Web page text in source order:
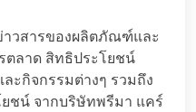
วสารของผลิตภัณฑ์และ
ตลาด สิทธิประโยชน์
ะกิจกรรมต่างๆ รวมถึง
ชน์ จากบริษัทพรีมา แคร์